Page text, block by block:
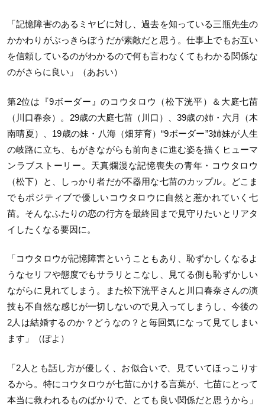
「記憶障害のあるミヤビに対し、過去を知っている三瓶先生の
かかわりがぶっきらぼうだが素敵だと思う。仕事上でもお互い
を信頼しているのがわかるので何も言わなくてもわかる関係な
のがさらに良い」（あおい）
第2位は『9ボーダー』のコウタロウ（松下洸平）＆大庭七苗
（川口春奈）。29歳の大庭七苗（川口）、39歳の姉・六月（木
南晴夏）、19歳の妹・八海（畑芽育）“9ボーダー”3姉妹が人生
の岐路に立ち、もがきながらも前向きに進む姿を描くヒューマ
ンラブストーリー。天真爛漫な記憶喪失の青年・コウタロウ
（松下）と、しっかり者だが不器用な七苗のカップル。どこま
でもポジティブで優しいコウタロウに自然と惹かれていく七
苗。そんなふたりの恋の行方を最終回まで見守りたいとリアタ
イしたくなる要因に。
「コウタロウが記憶障害ということもあり、恥ずかしくなるよ
うなセリフや態度でもサラリとこなし、見てる側も恥ずかしい
ながらに見れてしまう。また松下洸平さんと川口春奈さんの演
技も不自然な感じが一切しないので見入ってしまうし、今後の
2人は結婚するのか？どうなの？と毎回気になって見てしまい
ます」（ぽよ）
「2人とも話し方が優しく、お似合いで、見ていてほっこりす
るから。特にコウタロウが七苗にかける言葉が、七苗にとって
本当に救われるものばかりで、とても良い関係だと思うから」